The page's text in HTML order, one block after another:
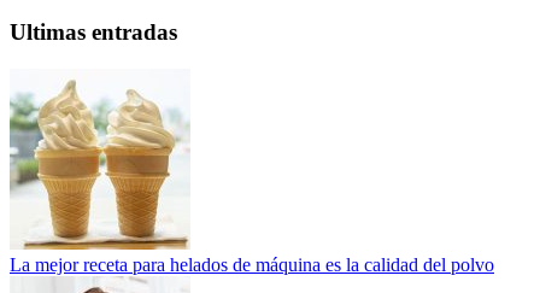
Ultimas entradas
La mejor receta para helados de máquina es la calidad del polvo